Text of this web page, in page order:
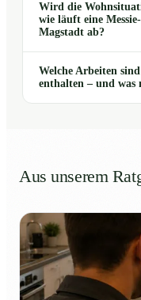
Wird die
wie läuft eine
Magstadt ab?
Welche Arbeiten
enthalten – und was
Aus unserem